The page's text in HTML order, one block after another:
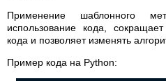
Применение шаблонного
использование кода,
кода и позволяет изменять
Пример кода на Python: